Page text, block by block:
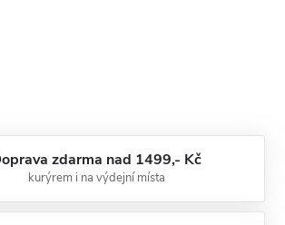
zdarma nad 1499,- Kč
kurýrem i na výdejní místa